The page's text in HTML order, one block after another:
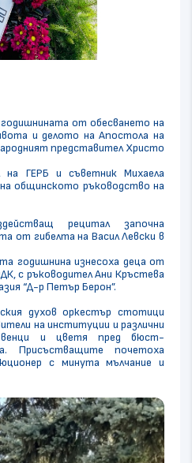
от обесването на
и делото на Апостола на
представител Христо
на ГЕРБ и съветник Михаела
общинското ръководство на
рецитал започна
от гибелта на Васил Левски в
годишнина изнесоха деца от
с ръководител Ани Кръстева
“Д-р Петър Берон”.
духов оркестър стотици
на институции и различни
венци и цветя пред бюст-
Присъстващите почетоха
с минута мълчание и